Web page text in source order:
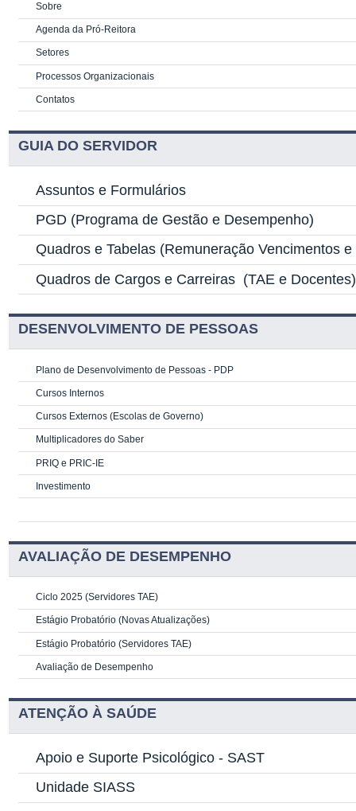
Sobre
Agenda da Pró-Reitora
Setores
Processos Organizacionais
Contatos
GUIA DO SERVIDOR
Assuntos e Formulários
PGD (Programa de Gestão e Desempenho)
Quadros e Tabelas (Remuneração Vencimentos
Quadros de Cargos e Carreiras (TAE e Docentes)
DESENVOLVIMENTO DE PESSOAS
Plano de Desenvolvimento de Pessoas - PDP
Cursos Internos
Cursos Externos (Escolas de Governo)
Multiplicadores do Saber
PRIQ e PRIC-IE
Investimento
AVALIAÇÃO DE DESEMPENHO
Ciclo 2025 (Servidores TAE)
Estágio Probatório (Novas Atualizações)
Estágio Probatório (Servidores TAE)
Avaliação de Desempenho
ATENÇÃO À SAÚDE
Apoio e Suporte Psicológico - SAST
Unidade SIASS